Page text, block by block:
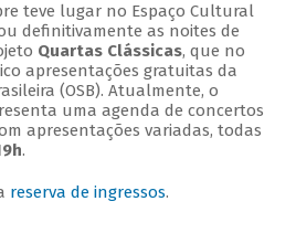
teve lugar no Espaço Cultural
definitivamente as noites de
Quartas Clássicas, que no
apresentações gratuitas da
(OSB). Atualmente, o
uma agenda de concertos
apresentações variadas, todas
.
reserva de ingressos.